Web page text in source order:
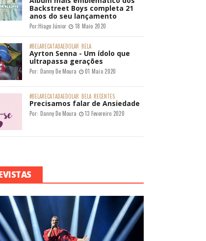
Backstreet Boys completa 21
anos do seu lançamento
Por:Hiago Júnior 18 Maio 2020
#BELARECATADAEDOLAR BELA
Ayrton Senna - Um ídolo que
ultrapassa gerações
Por: Danny De Moura 01 Maio 2020
#BELARECATADAEDOLAR BELA RECENTES
Precisamos falar de Ansiedade
Por: Danny De Moura 13 Fevereiro 2020